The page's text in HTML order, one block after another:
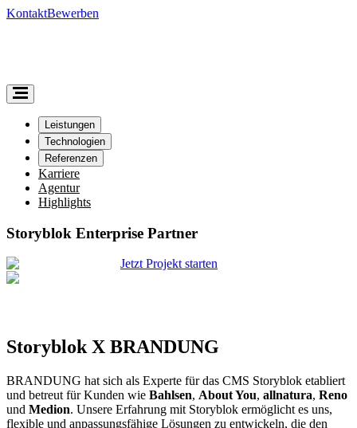
KontaktBewerben
Leistungen
Technologien
Referenzen
Karriere
Agentur
Highlights
Storyblok Enterprise Partner
Jetzt Projekt starten
Storyblok X BRANDUNG
BRANDUNG hat sich als Experte für das CMS Storyblok etabliert
und betreut für Kunden wie Bahlsen, About You, allnatura, Reno
und Medion. Unsere Erfahrung mit Storyblok ermöglicht es uns,
flexible und anpassungsfähige Lösungen zu entwickeln, die den